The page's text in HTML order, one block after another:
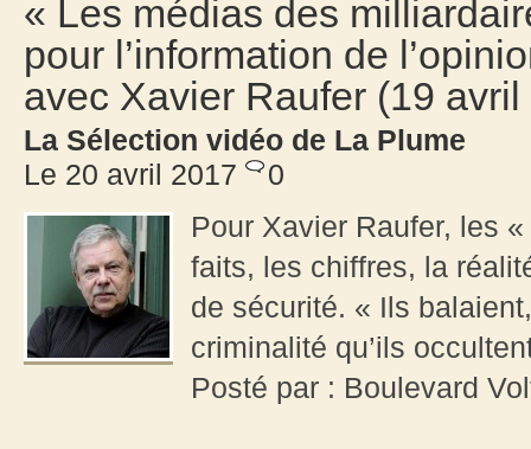
« Les médias des
pour l’information de
avec Xavier Raufer (19 avril
La Sélection vidéo de La Plume
Le 20 avril 2017
0
Pour Xavier Raufer, les
faits, les chiffres, la
de sécurité. « Ils
criminalité qu’ils
Posté par : Boulevard